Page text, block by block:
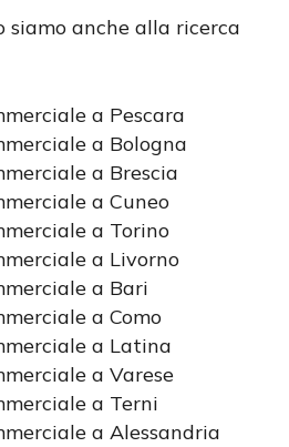
siamo anche alla ricerca
a Pescara
a Bologna
a Brescia
a Cuneo
a Torino
a Livorno
a Bari
a Como
a Latina
a Varese
a Terni
a Alessandria